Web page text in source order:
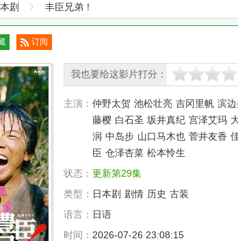
剧 丰臣兄弟！
订阅
阅
我也要给这影片打分：
很差较差 还行推荐 力荐
主演： 仲野太贺 池松壮亮 吉冈里帆 滨
藤樱 白石圣 坂井真纪 宫泽艾玛
润 中岛步 山口马木也 菅井友香
臣 仓泽杏菜 松本怜生
状态： 更新第29集
类型： 日本剧 剧情 历史 古装
语言： 日语
时间： 2026-07-26 23:08:15